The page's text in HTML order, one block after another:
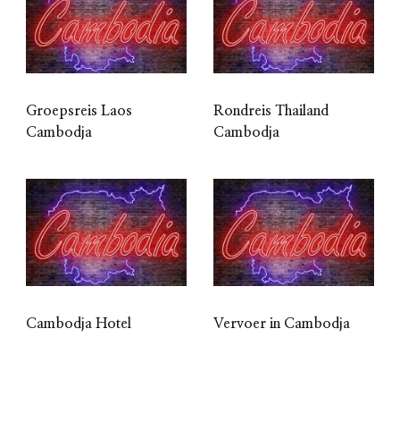
Groepsreis Laos
Cambodja
Rondreis Thailand
Cambodja
Cambodja Hotel Vervoer in Cambodja